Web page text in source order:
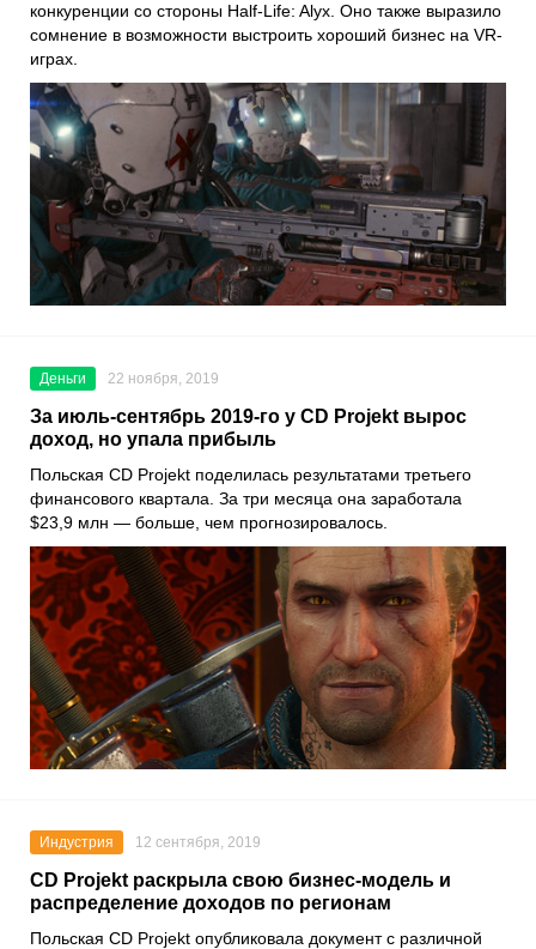
конкуренции со стороны Half-Life: Alyx . Оно также выразило
сомнение в возможности выстроить хороший бизнес на VR-
играх.
Деньги 22 ноября, 2019
За июль-сентябрь 2019-го у CD Projekt вырос
доход, но упала прибыль
Польская CD Projekt поделилась результатами третьего
финансового квартала. За три месяца она заработала
$23,9 млн — больше, чем прогнозировалось.
Индустрия 12 сентября, 2019
CD Projekt раскрыла свою бизнес-модель и
распределение доходов по регионам
Польская CD Projekt опубликовала документ с различной